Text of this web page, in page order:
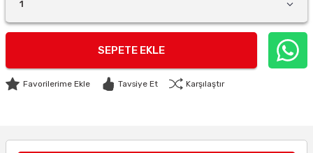
SEPETE EKLE
Tavsiye Et Karşılaştır